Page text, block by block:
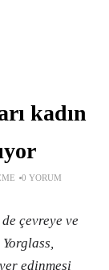
kadın
0 YORUM
çevreye ve
edinmesi